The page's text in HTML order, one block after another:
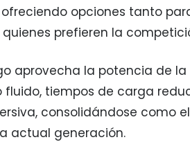
opciones tanto
prefieren la
aprovecha la potencia de
tiempos de carga
consolidándose como
actual generación.